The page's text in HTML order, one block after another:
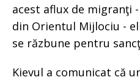
acest aflux de migranţi
din Orientul Mijlociu -
se răzbune pentru
Kievul a comunicat că